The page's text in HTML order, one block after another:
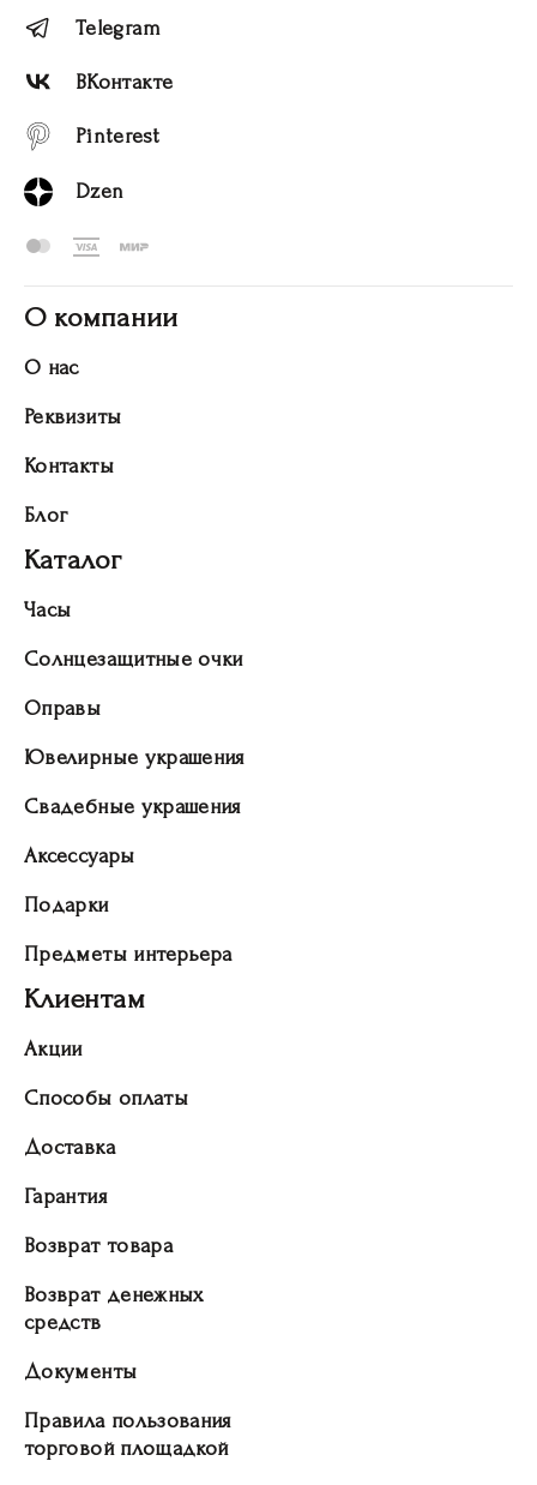
Telegram
ВКонтакте
Pinterest
Dzen
О компании
О нас
Реквизиты
Контакты
Блог
Каталог
Часы
Солнцезащитные очки
Оправы
Ювелирные украшения
Свадебные украшения
Аксессуары
Подарки
Предметы интерьера
Клиентам
Акции
Способы оплаты
Доставка
Гарантия
Возврат товара
Возврат денежных
средств
Документы
Правила пользования
торговой площадкой